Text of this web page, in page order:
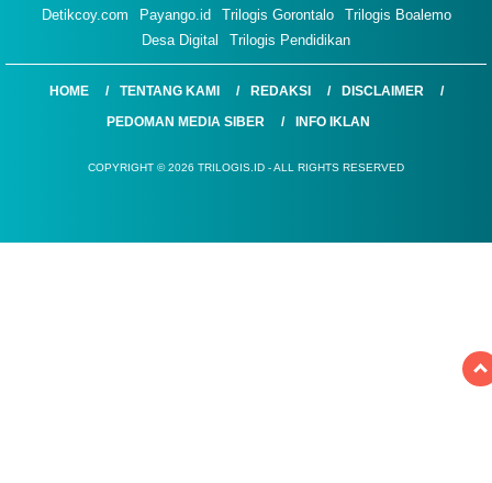
Detikcoy.com
Payango.id Trilogis Gorontalo
Trilogis Boalemo
Desa Digital
Trilogis Pendidikan
HOME TENTANG KAMI REDAKSI
DISCLAIMER
PEDOMAN MEDIA SIBER
INFO IKLAN
COPYRIGHT © 2026 TRILOGIS.ID - ALL RIGHTS RESERVED